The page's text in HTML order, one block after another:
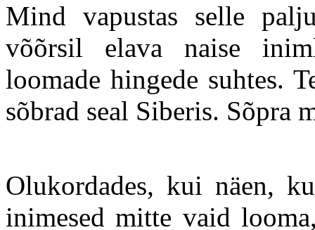
Mind vapustas selle
võõrsil elava naise
loomade hingede suhtes.
sõbrad seal Siberis. Sõpra
Olukordades, kui näen,
inimesed mitte vaid